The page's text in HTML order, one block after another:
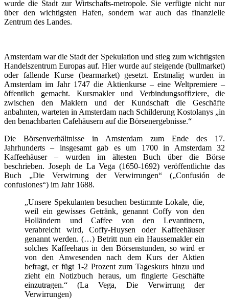
wurde die Stadt zur Wirtschafts-metropole. Sie verfügte nicht nur
über den wichtigsten Hafen, sondern war auch das finanzielle
Zentrum des Landes.
Amsterdam war die Stadt der Spekulation und stieg zum wichtigsten
Handelszentrum Europas auf. Hier wurde auf steigende (bullmarket)
oder fallende Kurse (bearmarket) gesetzt. Erstmalig wurden in
Amsterdam im Jahr 1747 die Aktienkurse – eine Weltpremiere –
öffentlich gemacht. Kursmakler und Verbindungsoffiziere, die
zwischen den Maklern und der Kundschaft die Geschäfte
anbahnten, warteten in Amsterdam nach Schilderung Kostolanys „in
den benachbarten Cafehäusern auf die Börsenergebnisse.“
Die Börsenverhältnisse in Amsterdam zum Ende des 17.
Jahrhunderts – insgesamt gab es um 1700 in Amsterdam 32
Kaffeehäuser – wurden im ältesten Buch über die Börse
beschrieben. Joseph de La Vega (1650-1692) veröffentlichte das
Buch „Die Verwirrung der Verwirrungen“ („Confusión de
confusiones“) im Jahr 1688.
„Unsere Spekulanten besuchen bestimmte Lokale, die,
weil ein gewisses Getränk, genannt Coffy von den
Holländern und Caffee von den Levantinern,
verabreicht wird, Coffy-Huysen oder Kaffeehäuser
genannt werden. (…) Betritt nun ein Haussemakler ein
solches Kaffeehaus in den Börsenstunden, so wird er
von den Anwesenden nach dem Kurs der Aktien
befragt, er fügt 1-2 Prozent zum Tageskurs hinzu und
zieht ein Notizbuch heraus, um fingierte Geschäfte
einzutragen.“ (La Vega, Die Verwirrung der
Verwirrungen)